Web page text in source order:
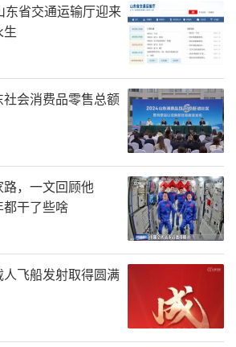
会第六届主席刘文伟作表态发言
市美术家协会主席刘文伟在
他表示，再次当选既是信任
与使命。新一届主席团将以
引领，牢牢把握正确政治方
焦横琴粤澳深度合作、粤港
“百千万工程”、绿美珠海生
，深耕主题创作，推出更多
海特色、美术气派的精品力
、扎根人民，持续开展文艺
让美术成果惠及更多群众；
与新文艺群体，加强职业道
东省交通运输厅迎来
会消费品零售总额
，一文回顾他
干了些啥
飞船发射取得圆满